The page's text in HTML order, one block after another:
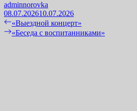
adminnorovka
08.07.202610.07.2026
Навигация
по
Previous
post:
«Выездной концерт»
Next
«Беседа с воспитанниками»